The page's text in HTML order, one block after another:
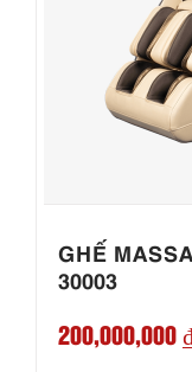
GHẾ
30003
200,000,000